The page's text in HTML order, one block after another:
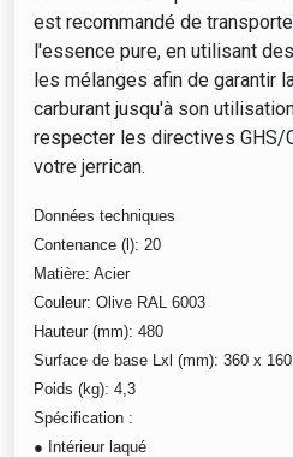
est recommandé de
l'essence pure, en utilisant
les mélanges afin de garantir
carburant jusqu'à son
respecter les directives GHS/
votre jerrican.
Données techniques
Contenance (l): 20
Matière: Acier
Couleur: Olive RAL 6003
Hauteur (mm): 480
Surface de base Lxl (mm): 360 x 160
Poids (kg): 4,3
Spécification :
● Intérieur laqué